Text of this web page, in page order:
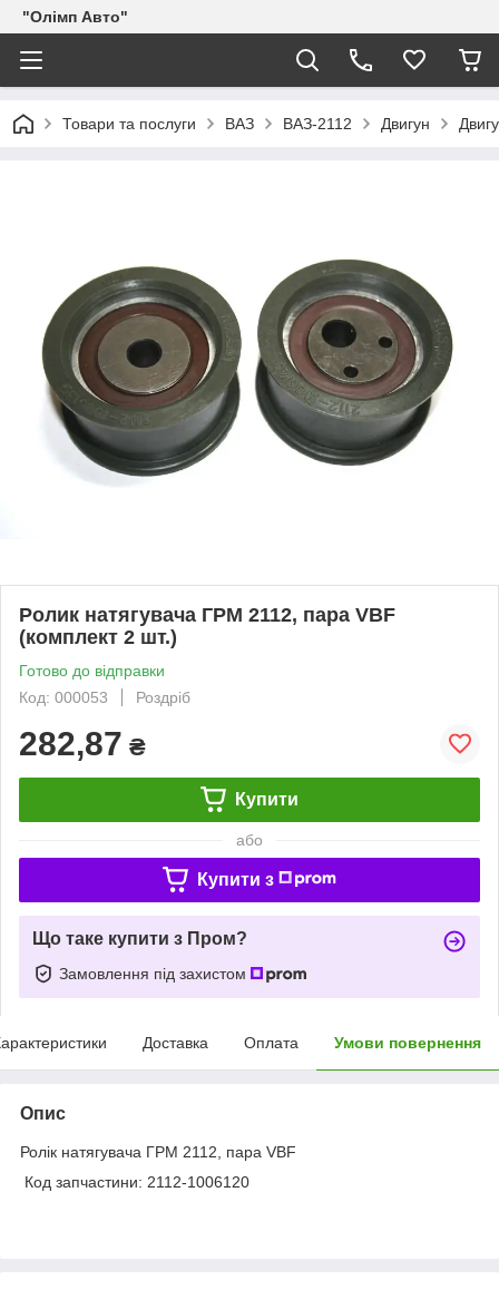
"Олімп Авто"
Товари та послуги ВАЗ ВАЗ-2112 Двигун
Ролик натягувача ГРМ 2112, пара VBF
(комплект 2 шт.)
Готово до відправки
Код: 000053
Роздріб
282,87 ₴
Купити
або
Купити з
Що таке купити з Пром?
Замовлення під захистом
Доставка Оплата Умови повернення
Опис
Ролік натягувача ГРМ 2112, пара VBF
Код запчастини: 2112-1006120